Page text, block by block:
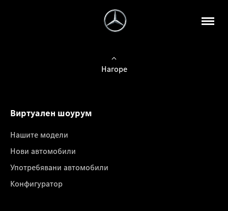
Нагоре
Виртуален шоурум
Нашите модели
Нови автомобили
Употребявани автомобили
Конфигуратор